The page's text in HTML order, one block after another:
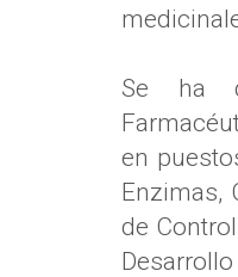
Se ha
en
Enzimas,
de